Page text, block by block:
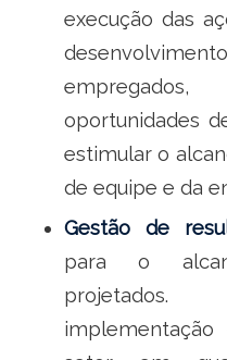
execução das
oportunidades
estimular o
de equipe e da
Gestão de
para o